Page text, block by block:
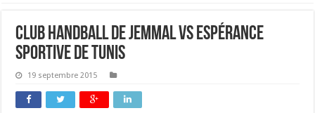
Club Handball de Jemmal vs Espérance
sportive de Tunis
19 septembre 2015